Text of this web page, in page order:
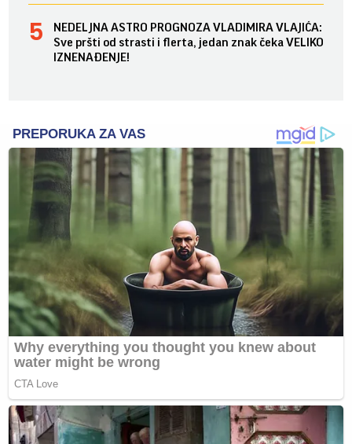
NEDELJNA ASTRO PROGNOZA VLADIMIRA VLAJIĆA:
Sve pršti od strasti i flerta, jedan znak čeka VELIKO
IZNENAĐENJE!